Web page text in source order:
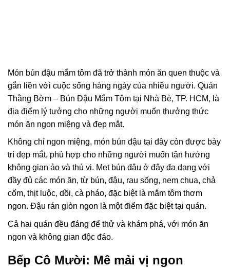
Món bún đậu mắm tôm đã trở thành món ăn quen thuộc và
gắn liền với cuộc sống hàng ngày của nhiều người. Quán
Thằng Bờm – Bún Đậu Mắm Tôm tại Nhà Bè, TP. HCM, là
địa điểm lý tưởng cho những người muốn thưởng thức
món ăn ngon miệng và đẹp mắt.
Không chỉ ngon miệng, món bún đậu tại đây còn được bày
trí đẹp mắt, phù hợp cho những người muốn tận hưởng
không gian ảo và thú vị. Mẹt bún đậu ở đây đa dạng với
đầy đủ các món ăn, từ bún, đậu, rau sống, nem chua, chả
cốm, thịt luộc, dồi, cà pháo, đặc biệt là mắm tôm thơm
ngon. Đậu rán giòn ngon là một điểm đặc biệt tại quán.
Cả hai quán đều đáng để thử và khám phá, với món ăn
ngon và không gian độc đáo.
Bếp Cô Mười: Mê mải vị ngon